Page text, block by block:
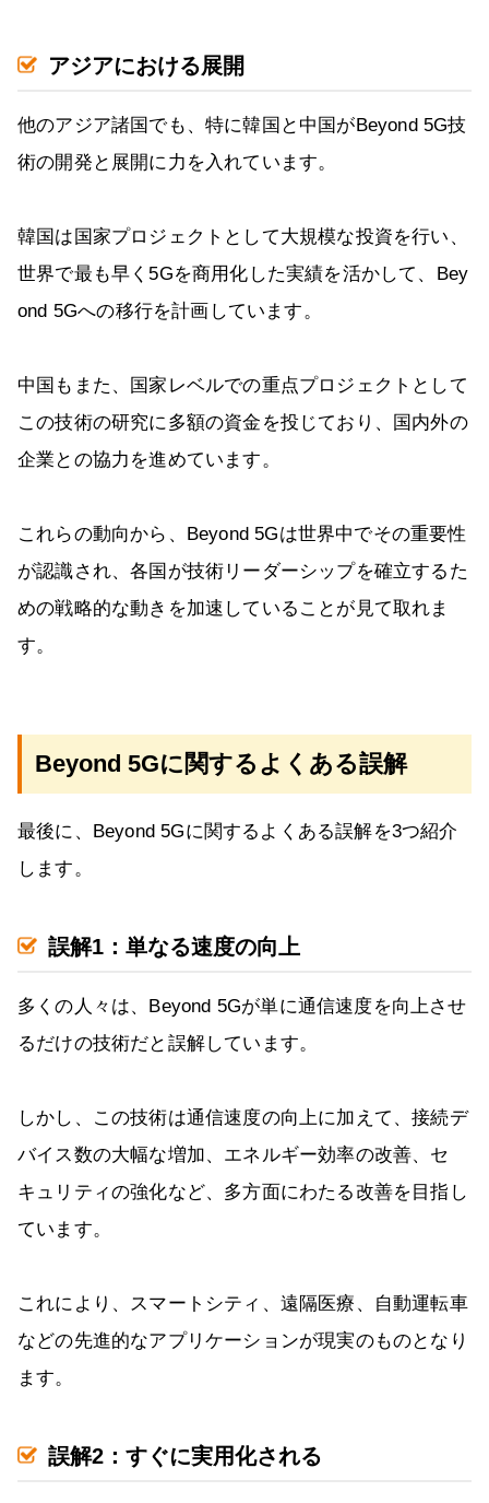
アジアにおける展開
他のアジア諸国でも、特に韓国と中国がBeyond 5G技
術の開発と展開に力を入れています。
韓国は国家プロジェクトとして大規模な投資を行い、
世界で最も早く5Gを商用化した実績を活かして、Bey
ond 5Gへの移行を計画しています。
中国もまた、国家レベルでの重点プロジェクトとして
この技術の研究に多額の資金を投じており、国内外の
企業との協力を進めています。
これらの動向から、Beyond 5Gは世界中でその重要性
が認識され、各国が技術リーダーシップを確立するた
めの戦略的な動きを加速していることが見て取れま
す。
Beyond 5Gに関するよくある誤解
最後に、Beyond 5Gに関するよくある誤解を3つ紹介
します。
誤解1：単なる速度の向上
多くの人々は、Beyond 5Gが単に通信速度を向上させ
るだけの技術だと誤解しています。
しかし、この技術は通信速度の向上に加えて、接続デ
バイス数の大幅な増加、エネルギー効率の改善、セ
キュリティの強化など、多方面にわたる改善を目指し
ています。
これにより、スマートシティ、遠隔医療、自動運転車
などの先進的なアプリケーションが現実のものとなり
ます。
誤解2：すぐに実用化される